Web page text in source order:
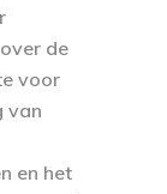
de
voor
van
en het